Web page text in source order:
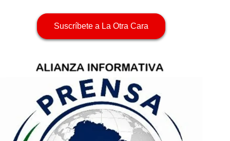
Suscríbete a La Otra Cara